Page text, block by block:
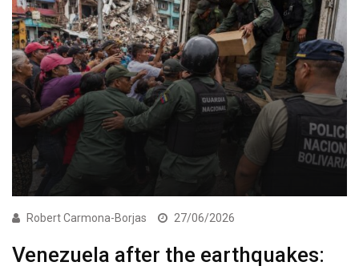
Robert Carmona-Borjas 27/06/2026
Venezuela after the earthquakes: